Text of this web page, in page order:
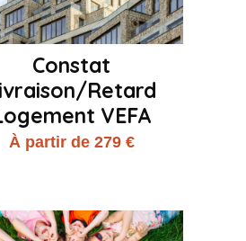
Constat
Retard
VEFA
À partir de 279 €